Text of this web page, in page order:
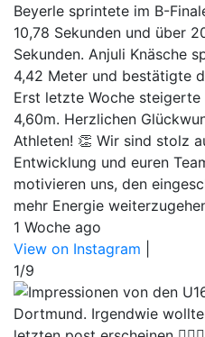
Beyerle sprintete im B-
10,78 Sekunden und über
Sekunden. Anjuli Knäsche
4,42 Meter und bestätigte
Erst letzte Woche
4,60m. Herzlichen
Athleten! 👏 Wir sind stolz
Entwicklung und euren
motivieren uns, den
mehr Energie
1 Woche ago
View on Instagram
1/9